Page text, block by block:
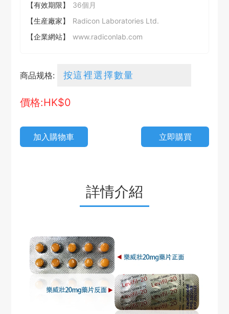
【有效期限】
36個月
【生産廠家】
Radicon Laboratories Ltd.
【企業網站】
www.radiconlab.com
商品规格:
價格:HK$0
加入購物車 立即購買
詳情介紹